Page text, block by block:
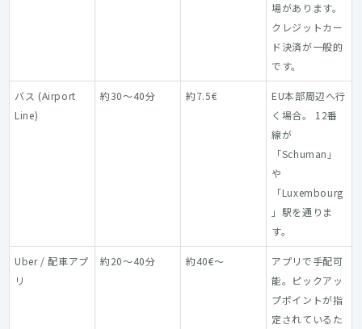
場があります。
クレジットカー
ド決済が一般的
です。
バス (Airport
Line)
約30〜40分 約7.5€
EU本部周辺へ行
く場合。 12番
線が
「Schuman」
や
「Luxembourg
」駅を通りま
す。
Uber / 配車アプ
リ
約20〜40分 約40€〜
アプリで手配可
能。ピックアッ
プポイントが指
定されているた